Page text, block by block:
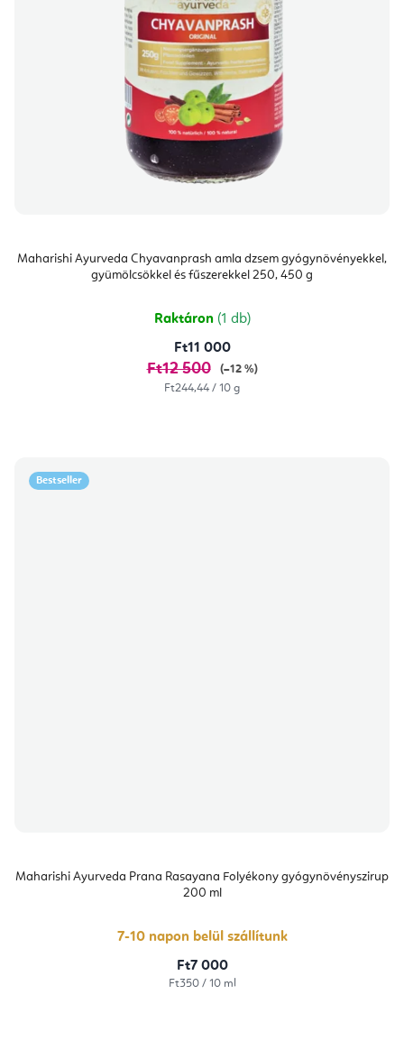
Maharishi Ayurveda Chyavanprash amla dzsem gyógynövényekkel,
gyümölcsökkel és fűszerekkel 250, 450 g
Raktáron (1 db)
Ft11 000
Ft12 500
(–12 %)
Egységár:
Ft244,44 / 10 g
Bestseller
Maharishi Ayurveda Prana Rasayana Folyékony gyógynövényszirup
200 ml
7-10 napon belül szállítunk
Ft7 000
Egységár:
Ft350 / 10 ml